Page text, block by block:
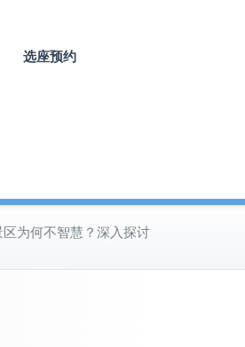
选座预约
区为何不智慧？深入探讨